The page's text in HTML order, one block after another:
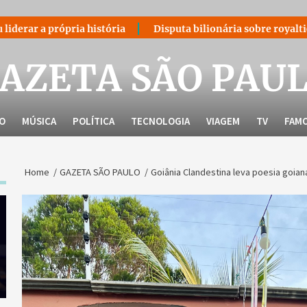
história Disputa bilionária sobre royalties do petróleo
SÃO
MÚSICA POLÍTICA TECNOLOGIA VIAGEM TV
Home GAZETA SÃO PAULO Goiânia Clandestina leva poesia